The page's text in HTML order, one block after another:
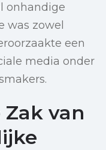
onhandige
was zowel
een
media onder
Zak van